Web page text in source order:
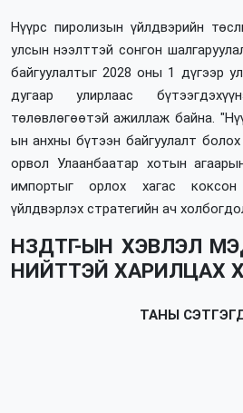
Нүүрс пиролизын үйлдвэрийн
улсын нээлттэй сонгон
байгуулалтыг 2028 оны 1 дүгээр
дугаар улирлаас
төлөвлөгөөтэй ажиллаж байна.
ын анхны бүтээн байгуулалт
орвол Улаанбаатар хотын
импортыг орлох хагас
үйлдвэрлэх стратегийн ач
НЗДТГ-ЫН ХЭВЛЭЛ
НИЙТТЭЙ ХАРИЛЦАХ
ТАНЫ